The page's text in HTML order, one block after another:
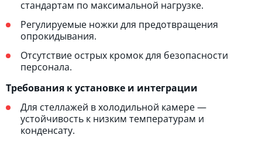
стандартам по максимальной нагрузке.
Регулируемые ножки для предотвращения
опрокидывания.
Отсутствие острых кромок для безопасности
персонала.
Требования к установке и интеграции
Для стеллажей в холодильной камере —
устойчивость к низким температурам и
конденсату.